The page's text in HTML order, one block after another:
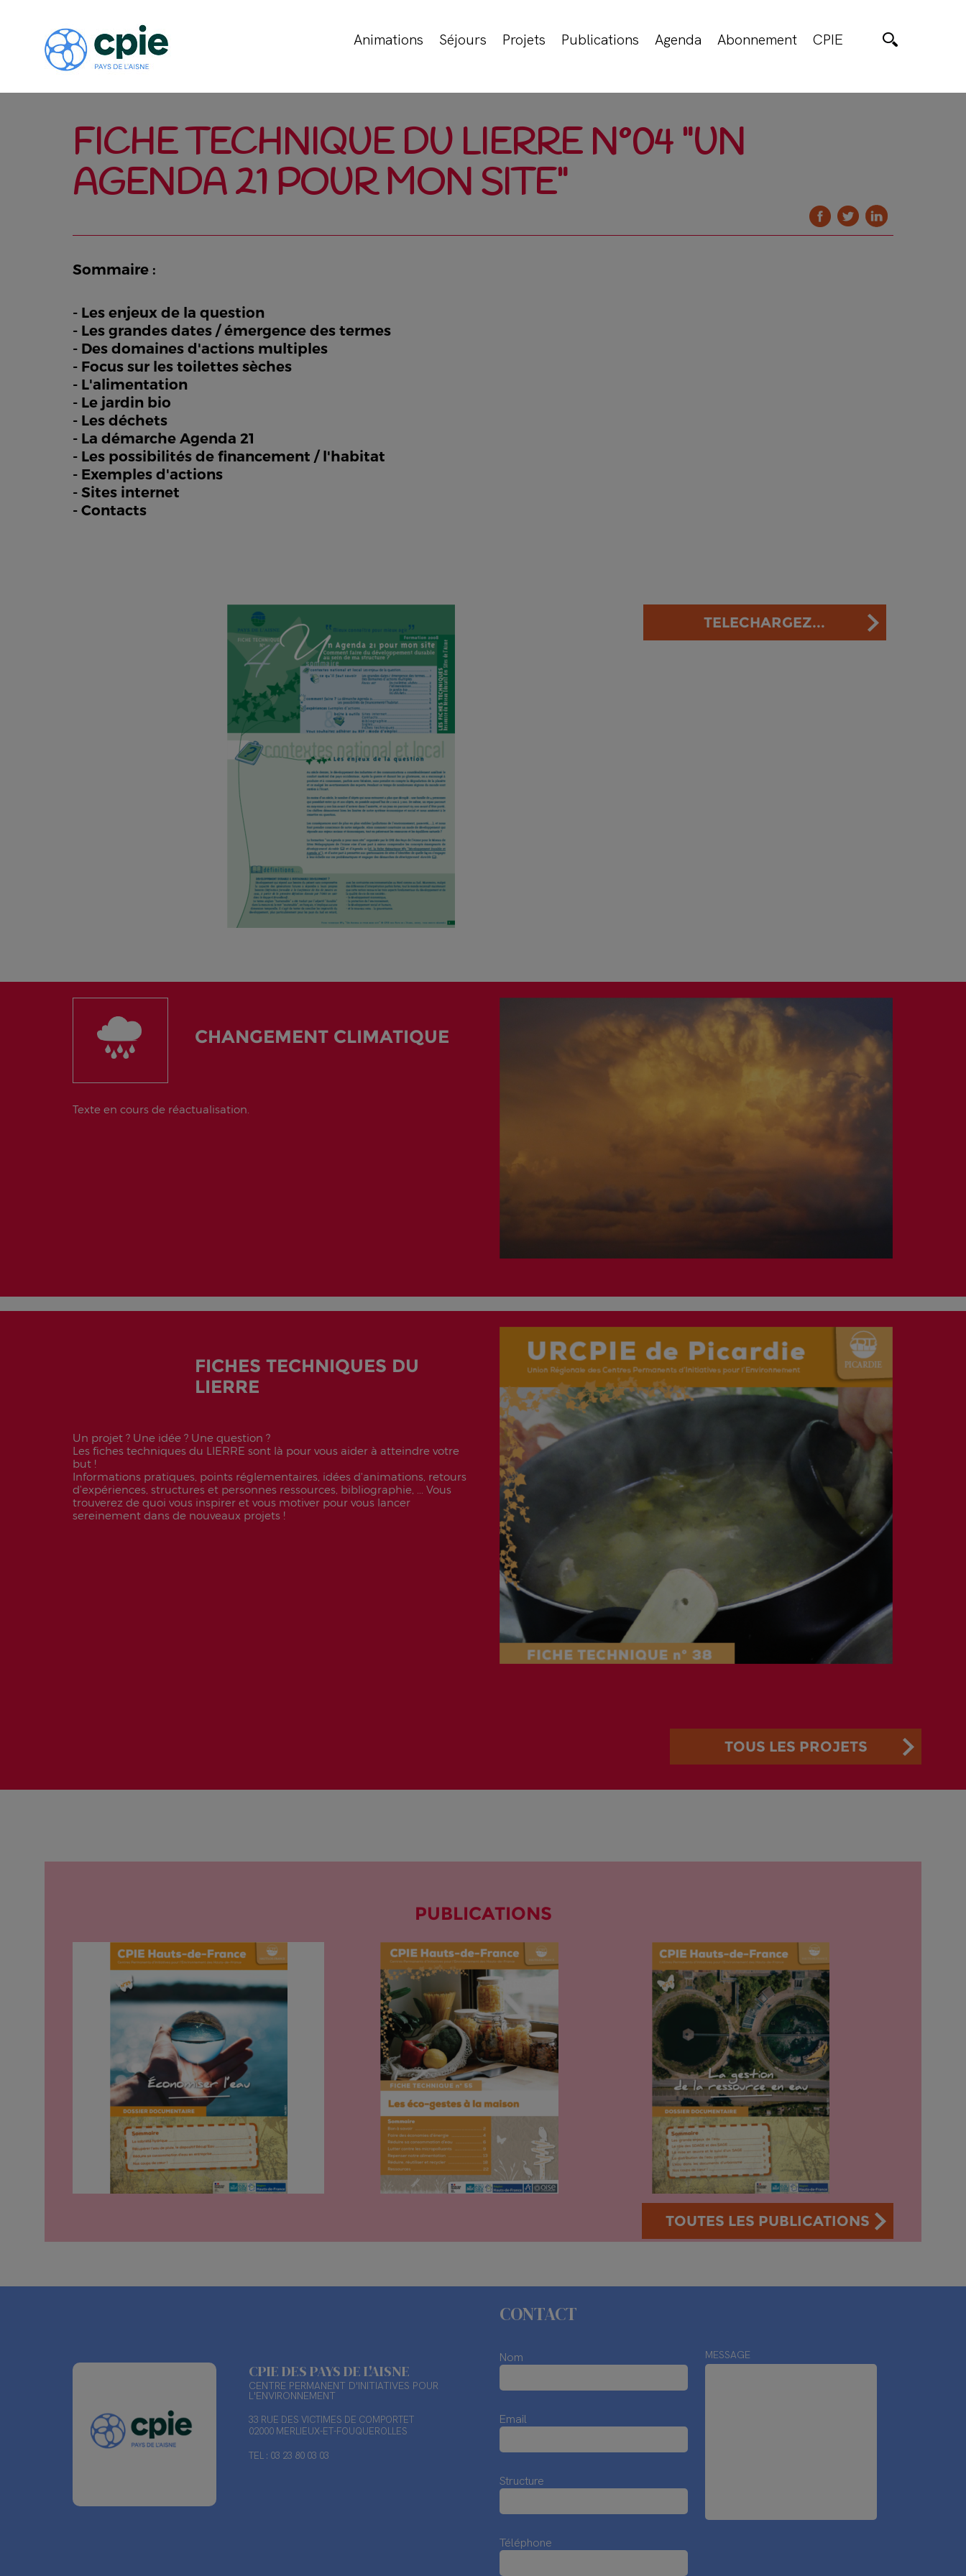
Animations Séjours Projets Publications Agenda Abonnement CPIE
FICHE TECHNIQUE DU LIERRE N°04 "UN
AGENDA 21 POUR MON SITE"
Sommaire :
- Les enjeux de la question
- Les grandes dates / émergence des termes
- Des domaines d'actions multiples
- Focus sur les toilettes sèches
- L'alimentation
- Le jardin bio
- Les déchets
- La démarche Agenda 21
- Les possibilités de financement / l'habitat
- Exemples d'actions
- Sites internet
- Contacts
TELECHARGEZ...
CHANGEMENT CLIMATIQUE
Texte en cours de réactualisation.
FICHES TECHNIQUES DU
LIERRE
Un projet ? Une idée ? Une question ?
Les fiches techniques du LIERRE sont là pour vous aider à atteindre votre
but !
Informations pratiques, points réglementaires, idées d'animations, retours
d’expériences, structures et personnes ressources, bibliographie, ... Vous
trouverez de quoi vous inspirer et vous motiver pour vous lancer
sereinement dans de nouveaux projets !
TOUS LES PROJETS
PUBLICATIONS
TOUTES LES PUBLICATIONS
CPIE DES PAYS DE L'AISNE
CENTRE PERMANENT D'INITIATIVES POUR
L'ENVIRONNEMENT
33 RUE DES VICTIMES DE COMPORTET
02000 MERLIEUX-ET-FOUQUEROLLES
TEL : 03 23 80 03 03
CONTACT
Nom
Email
Structure
Téléphone
MESSAGE